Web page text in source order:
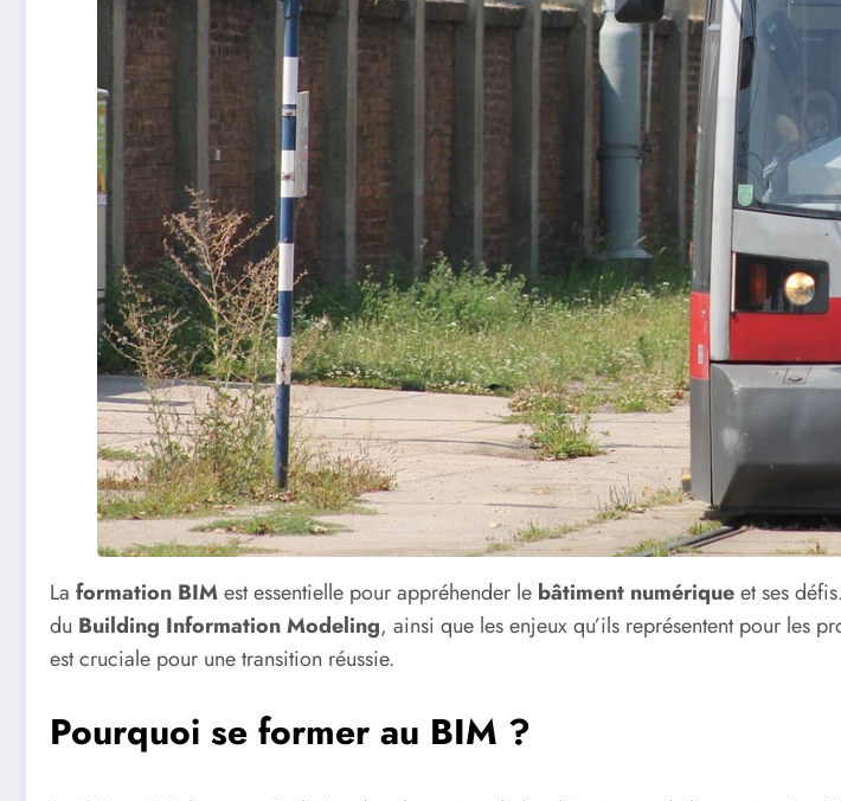
La formation BIMest essentielle pour appréhender le bâtiment numériqueet ses
du Building Information Modeling, ainsi que les enjeux qu’ils représentent pour les
est cruciale pour une transition réussie.
Pourquoi se former au BIM ?